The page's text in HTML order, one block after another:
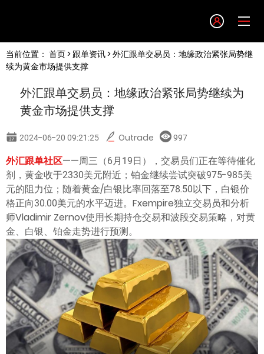
English
简体中文
한글
日本語
Tiếng việt
ไทย
当前位置： 首页> 跟单资讯> 外汇跟单交易员：地缘政治紧张局势继
续为黄金市场提供支撑
外汇跟单交易员：地缘政治紧张局势继续为
黄金市场提供支撑
2024-06-20 09:21:25 Outrade 997
外汇跟单社区——周三（6月19日），交易员们正在等待催化
剂，黄金收于2330美元附近；铂金继续尝试突破975-985美
元的阻力位；随着黄金/白银比率回落至78.50以下，白银价
格正向30.00美元的水平迈进。Fxempire独立交易员和分析
师Vladimir Zernov使用长期持仓交易和波段交易策略，对黄
金、白银、铂金走势进行预测。